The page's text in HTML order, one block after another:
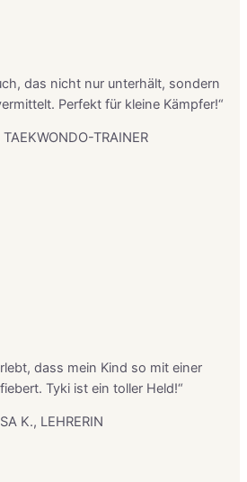
das nicht nur unterhält, sondern
Perfekt für kleine Kämpfer!“
TAEKWONDO-TRAINER
dass mein Kind so mit einer
Tyki ist ein toller Held!“
K., LEHRERIN